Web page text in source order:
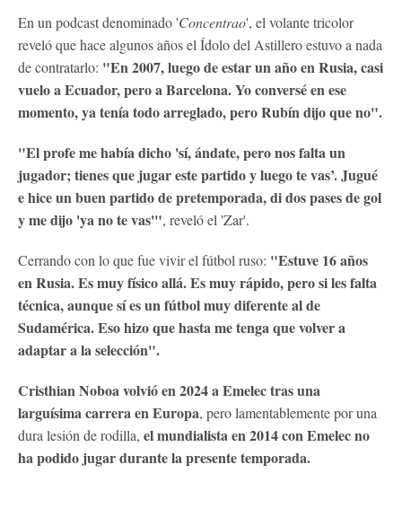
En un podcast denominado 'Concentrao', el volante tricolor
reveló que hace algunos años el Ídolo del Astillero estuvo a nada
de contratarlo: "En 2007, luego de estar un año en Rusia, casi
vuelo a Ecuador, pero a Barcelona. Yo conversé en ese
momento, ya tenía todo arreglado, pero Rubín dijo que no".
"El profe me había dicho 'sí, ándate, pero nos falta un
jugador; tienes que jugar este partido y luego te vas’. Jugué
e hice un buen partido de pretemporada, di dos pases de gol
y me dijo 'ya no te vas'", reveló el 'Zar'.
Cerrando con lo que fue vivir el fútbol ruso: "Estuve 16 años
en Rusia. Es muy físico allá. Es muy rápido, pero si les falta
técnica, aunque sí es un fútbol muy diferente al de
Sudamérica. Eso hizo que hasta me tenga que volver a
adaptar a la selección".
Cristhian Noboa volvió en 2024 a Emelec tras una
larguísima carrera en Europa, pero lamentablemente por una
dura lesión de rodilla, el mundialista en 2014 con Emelec no
ha podido jugar durante la presente temporada.